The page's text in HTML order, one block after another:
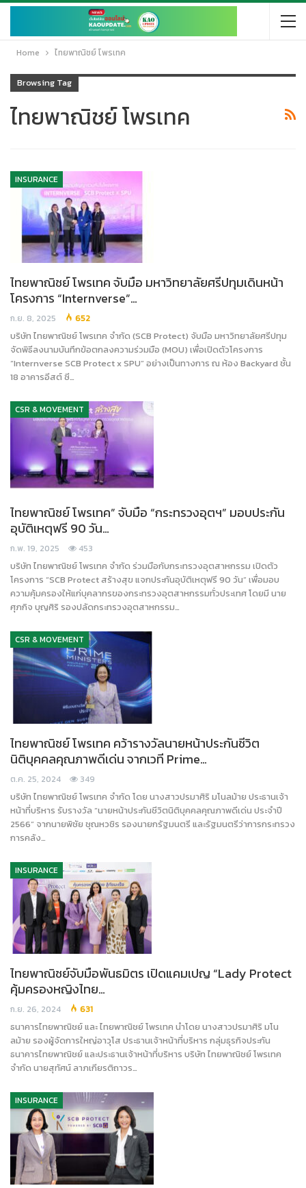
Home ไทยพาณิชย์ โพรเทค
Browsing Tag
ไทยพาณิชย์ โพรเทค
INSURANCE
ไทยพาณิชย์ โพรเทค จับมือ มหาวิทยาลัยศรีปทุมเดินหน้า
โครงการ “Internverse”…
ก.ย. 8, 2025 652
บริษัท ไทยพาณิชย์ โพรเทค จำกัด (SCB Protect) จับมือ มหาวิทยาลัยศรีปทุม
จัดพิธีลงนามบันทึกข้อตกลงความร่วมมือ (MOU) เพื่อเปิดตัวโครงการ
“Internverse SCB Protect x SPU” อย่างเป็นทางการ ณ ห้อง Backyard ชั้น
18 อาคารอีสต์ ซี…
CSR & MOVEMENT
ไทยพาณิชย์ โพรเทค” จับมือ “กระทรวงอุตฯ” มอบประกัน
อุบัติเหตุฟรี 90 วัน…
ก.พ. 19, 2025 453
บริษัท ไทยพาณิชย์ โพรเทค จำกัด ร่วมมือกับกระทรวงอุตสาหกรรม เปิดตัว
โครงการ “SCB Protect สร้างสุข แจกประกันอุบัติเหตุฟรี 90 วัน” เพื่อมอบ
ความคุ้มครองให้แก่บุคลากรของกระทรวงอุตสาหกรรมทั่วประเทศ โดยมี นาย
ศุภกิจ บุญศิริ รองปลัดกระทรวงอุตสาหกรรม…
CSR & MOVEMENT
ไทยพาณิชย์ โพรเทค คว้ารางวัลนายหน้าประกันชีวิต
นิติบุคคลคุณภาพดีเด่น จากเวที Prime…
ต.ค. 25, 2024 349
บริษัท ไทยพาณิชย์ โพรเทค จำกัด โดย นางสาวปรมาศิริ มโนลม้าย ประธานเจ้า
หน้าที่บริหาร รับรางวัล “นายหน้าประกันชีวิตนิติบุคคลคุณภาพดีเด่น ประจำปี
2566” จากนายพิชัย ชุณหวชิร รองนายกรัฐมนตรี และรัฐมนตรีว่าการกระทรวง
การคลัง…
INSURANCE
ไทยพาณิชย์จับมือพันธมิตร เปิดแคมเปญ “Lady Protect
คุ้มครองหญิงไทย…
ก.ย. 26, 2024 631
ธนาคารไทยพาณิชย์ และ ไทยพาณิชย์ โพรเทค นำโดย นางสาวปรมาศิริ มโน
ลม้าย รองผู้จัดการใหญ่อาวุโส ประธานเจ้าหน้าที่บริหาร กลุ่มธุรกิจประกัน
ธนาคารไทยพาณิชย์ และประธานเจ้าหน้าที่บริหาร บริษัท ไทยพาณิชย์ โพรเทค
จำกัด นายสุทัศน์ ลาภเกียรติถาวร…
INSURANCE